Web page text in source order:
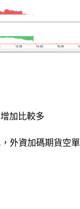
加比較多
外資加碼期貨空單